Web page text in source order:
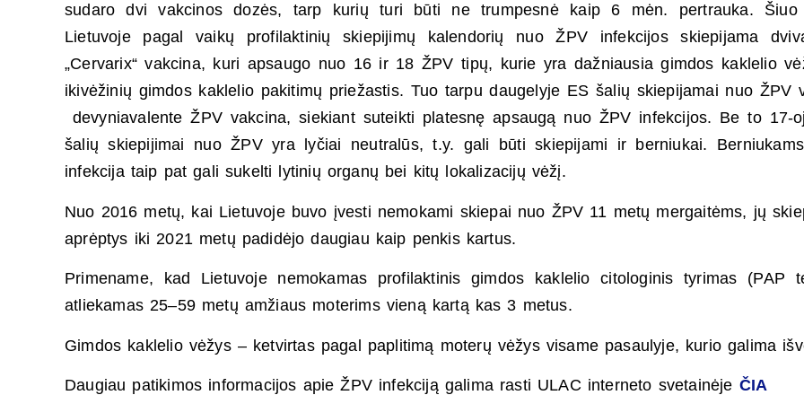
sudaro dvi vakcinos dozės, tarp kurių turi būti ne trumpesnė kaip 6 mėn. pertrauka. Šiuo
Lietuvoje pagal vaikų profilaktinių skiepijimų kalendorių nuo ŽPV infekcijos skiepijama
„Cervarix“ vakcina, kuri apsaugo nuo 16 ir 18 ŽPV tipų, kurie yra dažniausia gimdos kaklelio
ikivėžinių gimdos kaklelio pakitimų priežastis. Tuo tarpu daugelyje ES šalių skiepijamai nuo ŽPV
devyniavalente ŽPV vakcina, siekiant suteikti platesnę apsaugą nuo ŽPV infekcijos. Be to 17-
šalių skiepijimai nuo ŽPV yra lyčiai neutralūs, t.y. gali būti skiepijami ir berniukai.
infekcija taip pat gali sukelti lytinių organų bei kitų lokalizacijų vėžį.
Nuo 2016 metų, kai Lietuvoje buvo įvesti nemokami skiepai nuo ŽPV 11 metų mergaitėms, jų
aprėptys iki 2021 metų padidėjo daugiau kaip penkis kartus.
Primename, kad Lietuvoje nemokamas profilaktinis gimdos kaklelio citologinis tyrimas (PAP
atliekamas 25–59 metų amžiaus moterims vieną kartą kas 3 metus.
Gimdos kaklelio vėžys – ketvirtas pagal paplitimą moterų vėžys visame pasaulyje, kurio galima
Daugiau patikimos informacijos apie ŽPV infekciją galima rasti ULAC interneto svetainėje ČIA